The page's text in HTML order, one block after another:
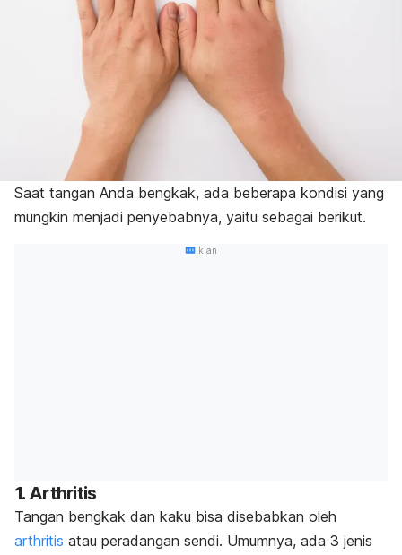
Saat tangan Anda bengkak, ada beberapa kondisi yang
mungkin menjadi penyebabnya, yaitu sebagai berikut.
Iklan
1. Arthritis
Tangan bengkak dan kaku bisa disebabkan oleh
arthritis atau peradangan sendi. Umumnya, ada 3 jenis